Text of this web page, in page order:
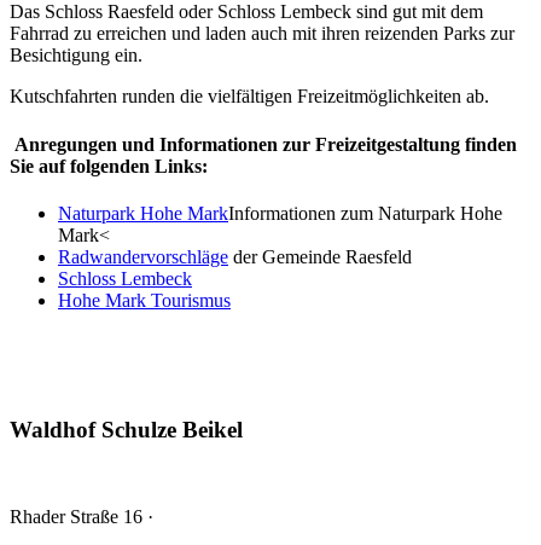
Das Schloss Raesfeld oder Schloss Lembeck sind gut mit dem
Fahrrad zu erreichen und laden auch mit ihren reizenden Parks zur
Besichtigung ein.
Kutschfahrten runden die vielfältigen Freizeitmöglichkeiten ab.
Anregungen und Informationen zur Freizeitgestaltung finden
Sie auf folgenden Links:
Naturpark Hohe MarkInformationen zum Naturpark Hohe
Mark<
Radwandervorschläge der Gemeinde Raesfeld
Schloss Lembeck
Hohe Mark Tourismus
Waldhof Schulze Beikel
Rhader Straße 16 ·